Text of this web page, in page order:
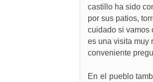
castillo ha sido
por sus patios,
cuidado si vamos
es una visita muy
conveniente
En el pueblo